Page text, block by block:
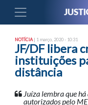
NOTÍCIA | 1 março, 2020 - 10:31
JF/DF libera
instituições
distância
Juíza lembra que
autorizados pelo